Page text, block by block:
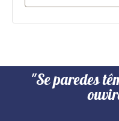
"Se paredes